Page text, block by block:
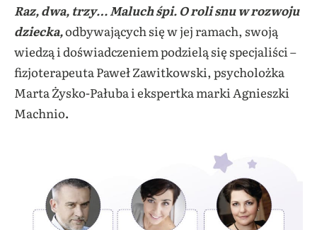
Raz, dwa, trzy… Maluch śpi. O roli snu w rozwoju
dziecka,odbywających się w jej ramach, swoją
wiedzą i doświadczeniem podzielą się specjaliści –
fizjoterapeuta Paweł Zawitkowski, psycholożka
Marta Żysko-Pałuba i ekspertka marki Agnieszki
Machnio.